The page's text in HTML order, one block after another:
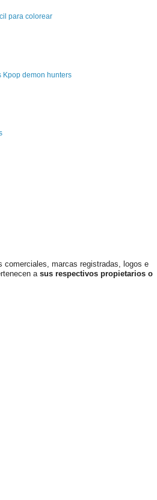
para colorear
Kpop demon hunters
comerciales, marcas registradas, logos e
a sus respectivos propietarios o